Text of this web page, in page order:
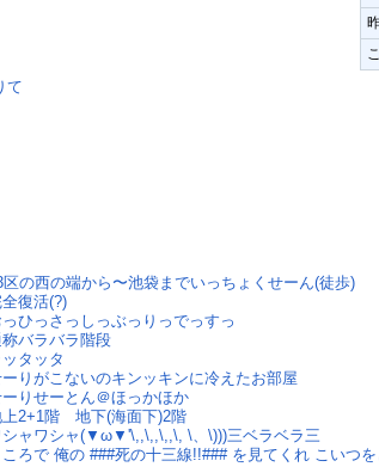
て
区の西の端から〜池袋までいっちょくせーん(徒歩)
復活(?)
ひっさっしっぶっりっでっすっ
バラバラ階段
タッタ
ーりがこないのキンッキンに冷えたお部屋
りせーとん＠ほっかほか
上2+1階 地下(海面下)2階
シャワシャ(▼ω▼'\,,\,,\,,\, \、\)))三ベラベラ三
ころで 俺の ###死の十三線!!### を見てくれ こいつを